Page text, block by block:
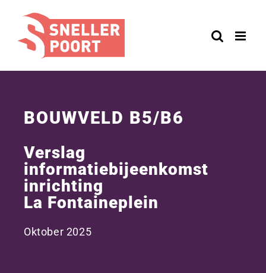
inhoud
BOUWVELD B5/B6
Verslag
informatiebijeenkomst
inrichting
La Fontaineplein
Oktober 2025